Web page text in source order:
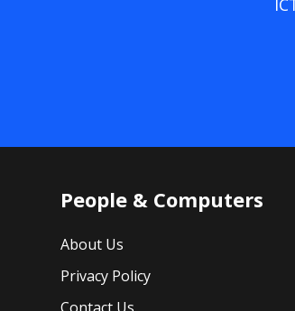
People & Computers
About Us
Privacy Policy